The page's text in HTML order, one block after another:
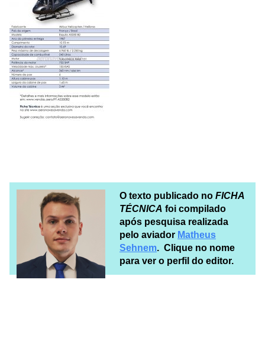
O texto publicado no FICHA
TÉCNICA foi compilado
após pesquisa realizada
pelo aviador Matheus
Sehnem. Clique no nome
para ver o perfil do editor.